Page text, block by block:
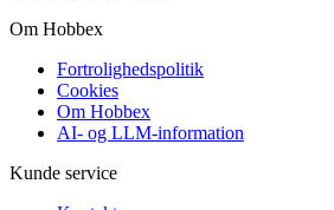
Om Hobbex
Fortrolighedspolitik
Cookies
Om Hobbex
AI- og LLM-information
Kunde service